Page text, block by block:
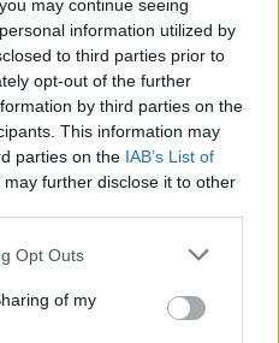
may continue seeing
information utilized by
to third parties prior to
opt-out of the further
by third parties on the
This information may
parties on the IAB’s List of
may further disclose it to other
Opt Outs
of my
ОД ПРВИОТ КЛИК,
- страница што го
се уште
ВО СРБИЈА: